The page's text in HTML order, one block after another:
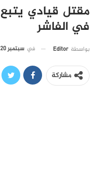
مقتل قيادي يتبع
في الفاشر
بواسطة Editor في سبتمبر 20, 2025
مشاركة